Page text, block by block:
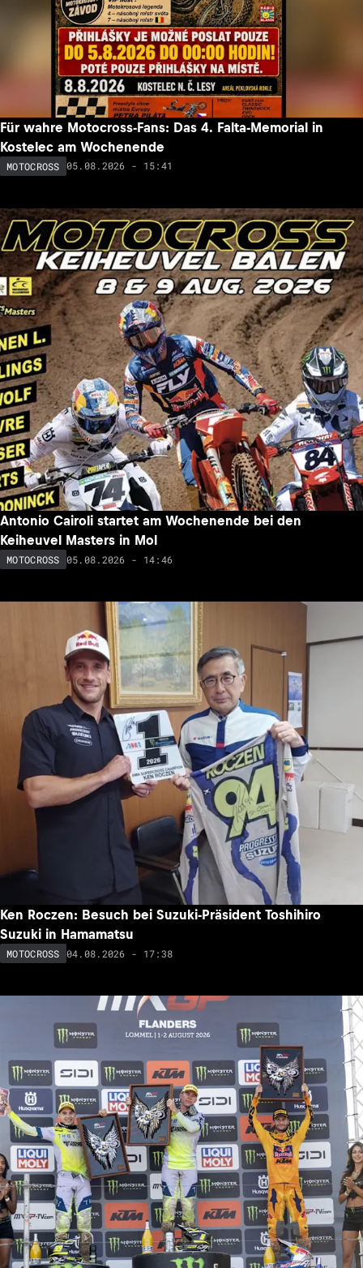
Für wahre Motocross-Fans: Das 4. Falta-Memorial in
Kostelec am Wochenende
MOTOCROSS 05.08.2026 - 15:41
Antonio Cairoli startet am Wochenende bei den
Keiheuvel Masters in Mol
MOTOCROSS 05.08.2026 - 14:46
Ken Roczen: Besuch bei Suzuki-Präsident Toshihiro
Suzuki in Hamamatsu
MOTOCROSS 04.08.2026 - 17:38